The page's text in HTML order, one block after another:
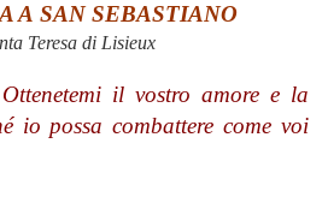
A SAN SEBASTIANO
Teresa di Lisieux
il vostro amore e la
io possa combattere come voi